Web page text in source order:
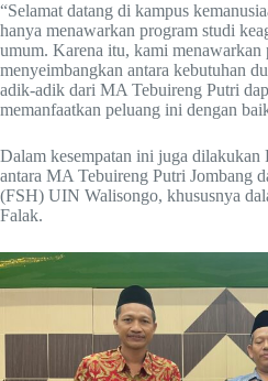
“Selamat datang di kampus
hanya menawarkan program studi
umum. Karena itu, kami menawarkan
menyeimbangkan antara kebutuhan
adik-adik dari MA Tebuireng Putri
memanfaatkan peluang ini dengan
Dalam kesempatan ini juga dilakukan
antara MA Tebuireng Putri Jombang
(FSH) UIN Walisongo, khususnya
Falak.